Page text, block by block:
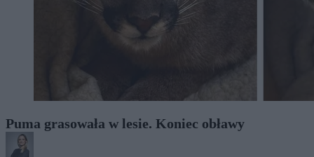
Puma grasowała w lesie. Koniec obławy